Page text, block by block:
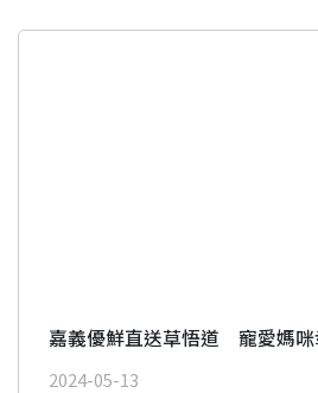
嘉義優鮮直送草悟道 寵愛媽咪
2024-05-13